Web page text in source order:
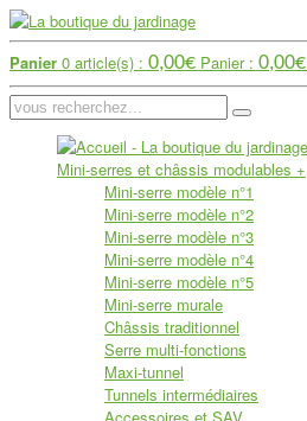
Panier 0 article(s) : 0,00€ Panier : 0,00€
Mini-serres et châssis modulables +
Mini-serre modèle n°1
Mini-serre modèle n°2
Mini-serre modèle n°3
Mini-serre modèle n°4
Mini-serre modèle n°5
Mini-serre murale
Châssis traditionnel
Serre multi-fonctions
Maxi-tunnel
Tunnels intermédiaires